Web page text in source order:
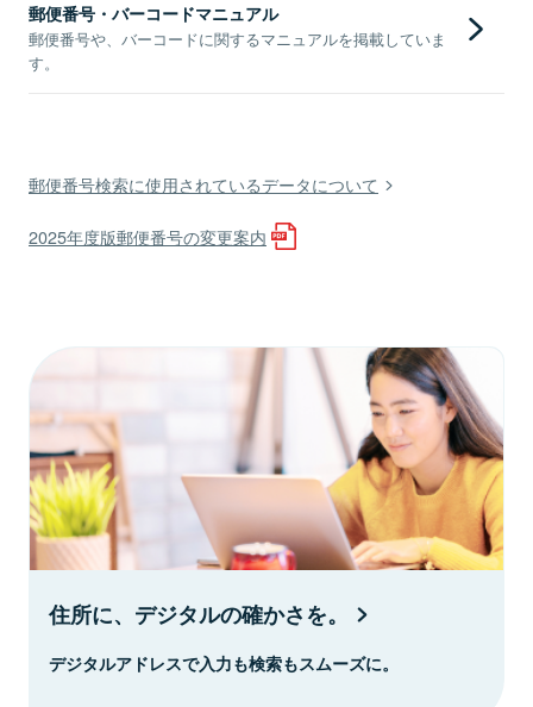
郵便番号・バーコードマニュアル
郵便番号や、バーコードに関するマニュアルを掲載していま
す。
郵便番号検索に使用されているデータについて
2025年度版郵便番号の変更案内
住所に、デジタルの確かさを。
デジタルアドレスで入力も検索もスムーズに。